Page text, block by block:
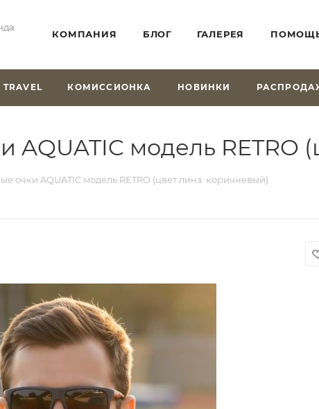
КОМПАНИЯ БЛОГ ГАЛЕРЕЯ
TRAVEL КОМИССИОНКА НОВИНКИ
модель RETRO
очки AQUATIC модель RETRO (цвет линз: коричневый)